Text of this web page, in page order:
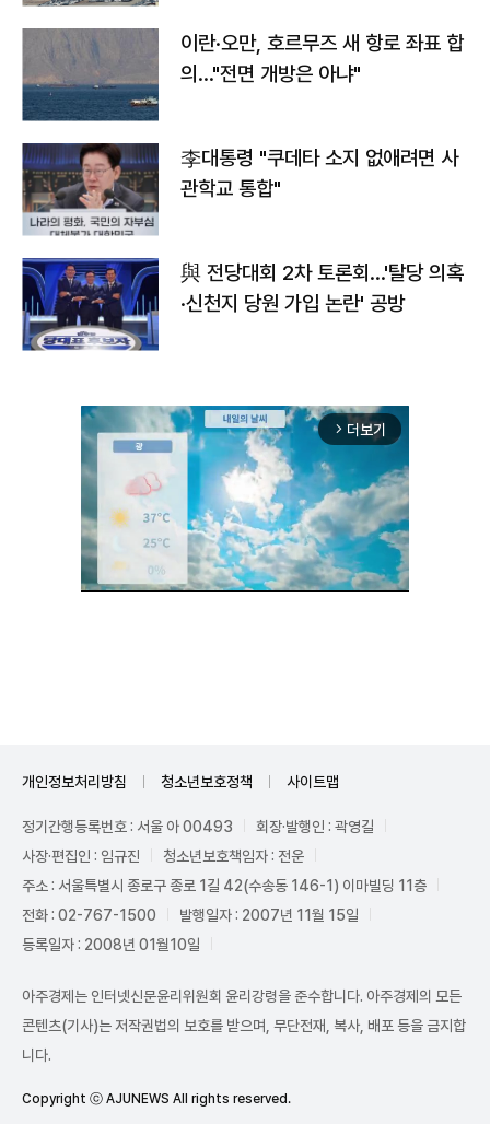
이란·오만, 호르무즈 새 항로 좌표 합
의…"전면 개방은 아냐"
李대통령 "쿠데타 소지 없애려면 사
관학교 통합"
與 전당대회 2차 토론회…'탈당 의혹
·신천지 당원 가입 논란' 공방
arrow_forward_ios 더보기
개인정보처리방침 청소년보호정책 사이트맵
정기간행등록번호 : 서울 아 00493
회장·발행인 : 곽영길
사장·편집인 : 임규진
청소년보호책임자 : 전운
주소 : 서울특별시 종로구 종로 1길 42(수송동 146-1) 이마빌딩 11층
전화 : 02-767-1500
발행일자 : 2007년 11월 15일
등록일자 : 2008년 01월10일
아주경제는 인터넷신문윤리위원회 윤리강령을 준수합니다. 아주경제의 모든
콘텐츠(기사)는 저작권법의 보호를 받으며, 무단전재, 복사, 배포 등을 금지합
니다.
Copyright ⓒ AJUNEWS All rights reserved.